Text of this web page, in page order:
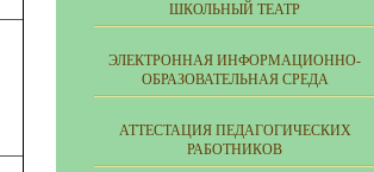
ШКОЛЬНЫЙ ТЕАТР
ЭЛЕКТРОННАЯ ИНФОРМАЦИОННО-
ОБРАЗОВАТЕЛЬНАЯ СРЕДА
АТТЕСТАЦИЯ ПЕДАГОГИЧЕСКИХ
РАБОТНИКОВ